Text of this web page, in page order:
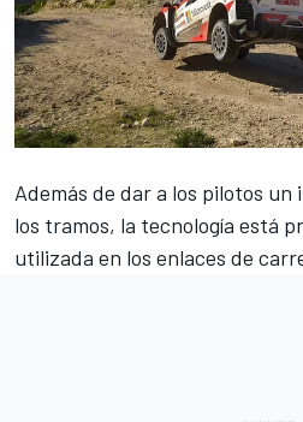
Además de dar a los pilotos
los tramos, la tecnología está
utilizada en los enlaces de